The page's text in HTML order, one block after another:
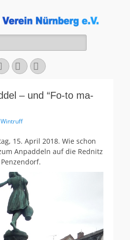
Kanu Verein
Nuernberg
YouTubeInstagram
– und “Fo-to ma-
15. April 2018. Wie schon
Anpaddeln auf die Rednitz